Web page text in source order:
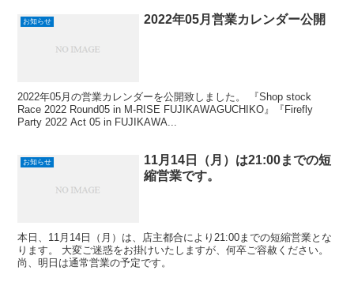
お知らせ 2022年05月営業カレンダー公開
2022年05月の営業カレンダーを公開致しました。 『Shop stock
Race 2022 Round05 in M-RISE FUJIKAWAGUCHIKO』『Firefly
Party 2022 Act 05 in FUJIKAWA...
お知らせ
11月14日（月）は21:00までの短
縮営業です。
本日、11月14日（月）は、店主都合により21:00までの短縮営業とな
ります。 大変ご迷惑をお掛けいたしますが、何卒ご容赦ください。
尚、明日は通常営業の予定です。